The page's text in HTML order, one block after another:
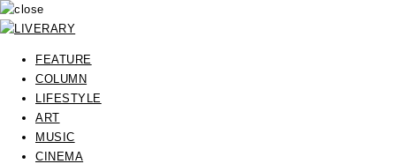
FEATURE
COLUMN
LIFESTYLE
ART
MUSIC
CINEMA